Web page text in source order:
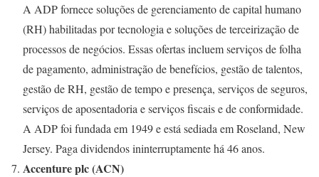
A ADP fornece soluções de gerenciamento de capital humano
(RH) habilitadas por tecnologia e soluções de terceirização de
processos de negócios. Essas ofertas incluem serviços de folha
de pagamento, administração de benefícios, gestão de talentos,
gestão de RH, gestão de tempo e presença, serviços de seguros,
serviços de aposentadoria e serviços fiscais e de conformidade.
A ADP foi fundada em 1949 e está sediada em Roseland, New
Jersey. Paga dividendos ininterruptamente há 46 anos.
Accenture plc (ACN)